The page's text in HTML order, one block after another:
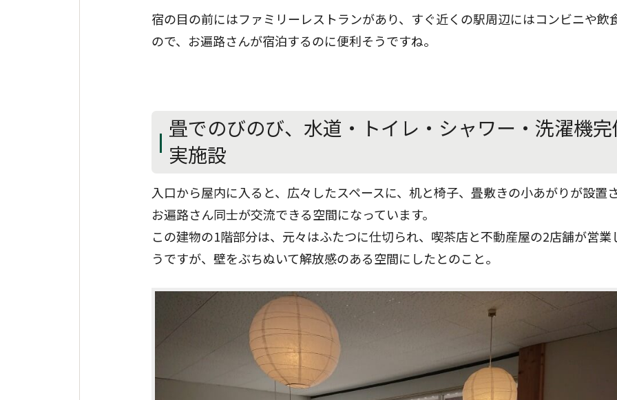
宿の目の前にはファミリーレストランがあり、すぐ近くの駅周辺にはコンビニや飲
ので、お遍路さんが宿泊するのに便利そうですね。
畳でのびのび、水道・トイレ・シャワー・洗濯機
実施設
入口から屋内に入ると、広々したスペースに、机と椅子、畳敷きの小あがりが設置
お遍路さん同士が交流できる空間になっています。
この建物の1階部分は、元々はふたつに仕切られ、喫茶店と不動産屋の2店舗が営業
うですが、壁をぶちぬいて解放感のある空間にしたとのこと。